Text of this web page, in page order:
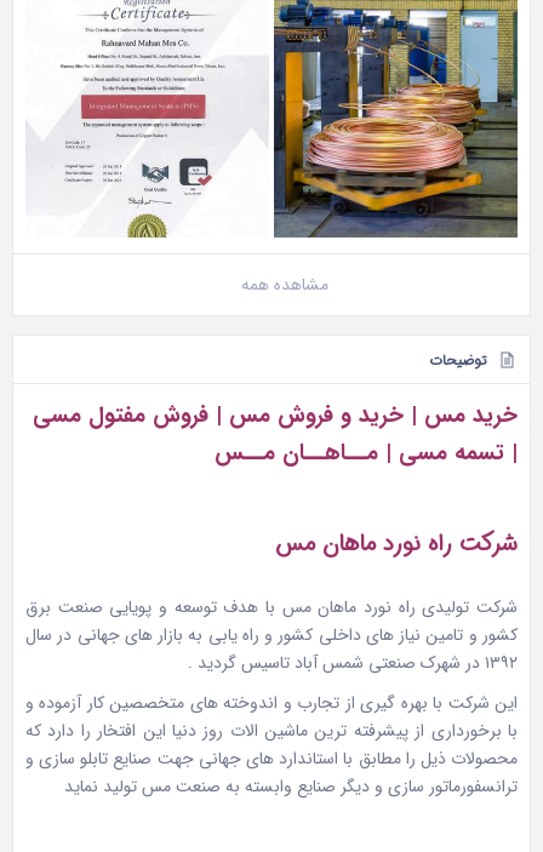
مشاهده همه
توضیحات
خرید مس | خرید و فروش مس | فروش مفتول مسی
| تسمه مسی | مــاهــان مــس
شرکت راه نورد ماهان مس
شرکت تولیدی راه نورد ماهان مس با هدف توسعه و پویایی صنعت برق
کشور و تامین نیاز های داخلی کشور و راه یابی به بازار های جهانی در سال
۱۳۹۲ در شهرک صنعتی شمس آباد تاسیس گردید .
این شرکت با بهره گیری از تجارب و اندوخته های متخصصین کار آزموده و
با برخورداری از پیشرفته ترین ماشین الات روز دنیا این افتخار را دارد که
محصولات ذیل را مطابق با استاندارد های جهانی جهت صنایع تابلو سازی و
ترانسفورماتور سازی و دیگر صنایع وابسته به صنعتمس تولید نماید